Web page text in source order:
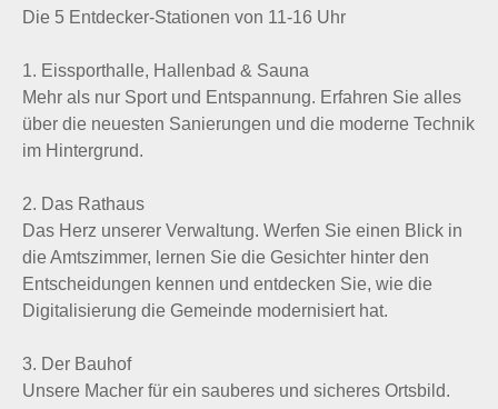
Die 5 Entdecker-Stationen von 11-16 Uhr
1. Eissporthalle, Hallenbad & Sauna
Mehr als nur Sport und Entspannung. Erfahren Sie alles
über die neuesten Sanierungen und die moderne Technik
im Hintergrund.
2. Das Rathaus
Das Herz unserer Verwaltung. Werfen Sie einen Blick in
die Amtszimmer, lernen Sie die Gesichter hinter den
Entscheidungen kennen und entdecken Sie, wie die
Digitalisierung die Gemeinde modernisiert hat.
3. Der Bauhof
Unsere Macher für ein sauberes und sicheres Ortsbild.